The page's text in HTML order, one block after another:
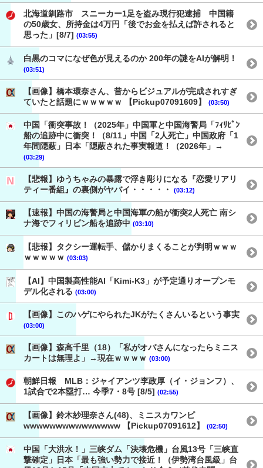
北海道釧路市 スニーカー1足を盗み現行犯逮捕 中国籍
の50歳女、所持金は4万円「後でお金を払えば許されると
思った」[8/7] (03:55)
白黒のコマになぜ色が見えるのか 200年の謎をAIが解明！
(03:51)
【画像】橋本環奈さん、昔からビジュアルが完成されすぎ
ていたと話題にｗｗｗｗｗ 【Pickup07091609】
(03:50)
中国「衝突事故！（2025年」中国軍と中国海警局「ﾌｨﾘﾋﾟﾝ
船の追跡中に衝突！（8/11」中国「2人死亡」中国政府「1
年間隠蔽」日本「隠蔽された事実報道！（2026年」→
(03:29)
【悲報】ゆうちゃみの暴露で浮き彫りになる『恋愛リアリ
ティー番組』の裏側がヤバイ・・・・・
(03:12)
【速報】中国の海警局と中国海軍の船が衝突2人死亡 南シ
ナ海でフィリピン船を追跡中 (03:10)
【悲報】タクシー運転手、儲かりまくることが判明ｗｗｗ
ｗｗｗｗｗ (03:03)
【AI】中国製高性能AI「Kimi-K3」が予定通りオープンモ
デル化される (03:00)
【画像】このハゲにやられたJKがたくさんいるという事実
(03:00)
【画像】森高千里（18）「私がオバさんになったらミニス
カートは無理よ」→現在ｗｗｗｗ (03:00)
朝鮮日報 MLB：ジャイアンツ李政厚（イ・ジョンフ）、
1試合で2本塁打… 今季7・8号 [8/5] (02:55)
【画像】鈴木紗理奈さん(48)、ミニスカワンピ
wwwwwwwwwwwwwww 【Pickup07091612】
(02:50)
中国「大洪水！」三峡ダム「決壊危機」台風13号「三峡直
撃確定」日本「最も強い勢力で接近！（伊勢湾台風級」台